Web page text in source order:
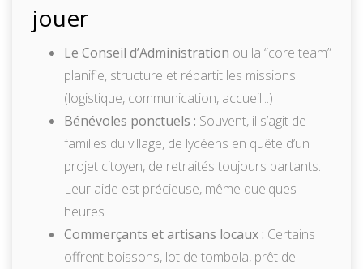
jouer
Le Conseil d’Administration ou la “core team”
planifie, structure et répartit les missions
(logistique, communication, accueil...)
Bénévoles ponctuels : Souvent, il s’agit de
familles du village, de lycéens en quête d’un
projet citoyen, de retraités toujours partants.
Leur aide est précieuse, même quelques
heures !
Commerçants et artisans locaux : Certains
offrent boissons, lot de tombola, prêt de